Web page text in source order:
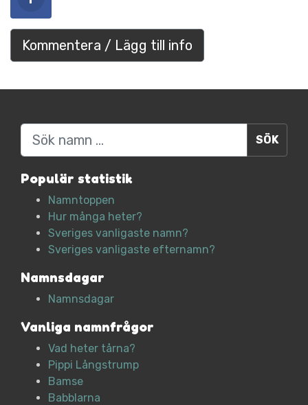
Kommentera / Lägg till info
Sök
Populär statistik
Namntoppen
Hur många heter?
Sveriges vanligaste namn?
Sveriges vanligaste efternamn?
Namnsdagar
Namnsdagar
Vanliga namnfrågor
Vad heter tårna?
Pippi Långstrump
Bamse
Babblarna